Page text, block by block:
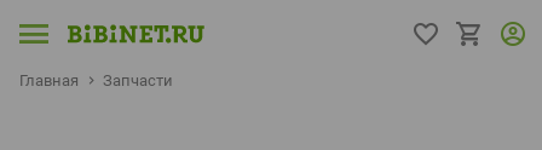
Главная Запчасти